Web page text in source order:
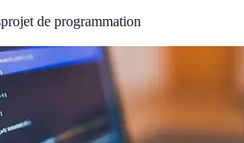
projet de programmation